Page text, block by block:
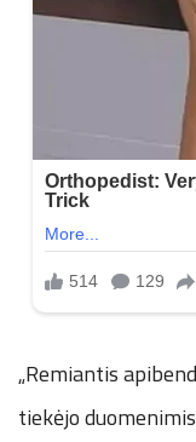
„Remiantis
tiekėjo